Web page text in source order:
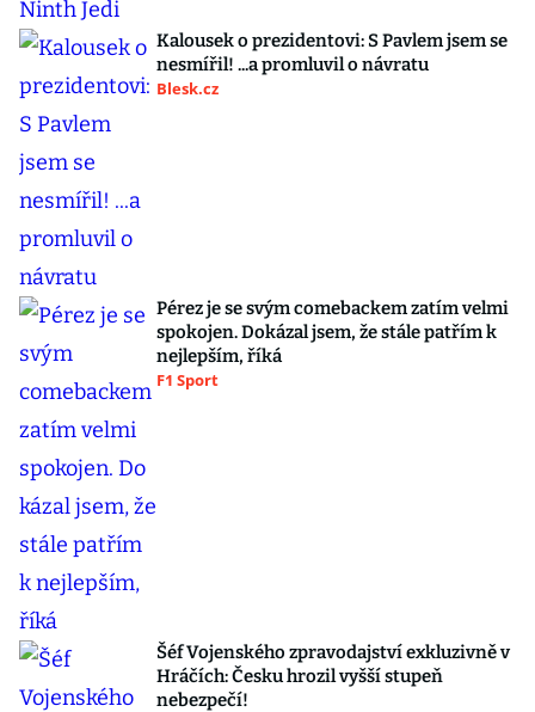
Kalousek o prezidentovi: S Pavlem jsem se
nesmířil! ...a promluvil o návratu
Blesk.cz
Pérez je se svým comebackem zatím velmi
spokojen. Dokázal jsem, že stále patřím k
nejlepším, říká
F1 Sport
Šéf Vojenského zpravodajství exkluzivně v
Hráčích: Česku hrozil vyšší stupeň
nebezpečí!